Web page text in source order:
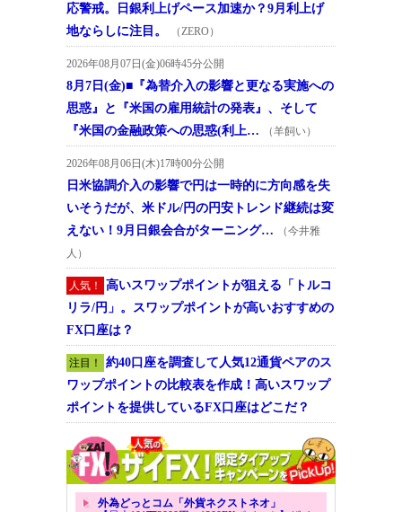
応警戒。日銀利上げペース加速か？9月利上げ
地ならしに注目。
（ZERO）
2026年08月07日(金)06時45分公開
8月7日(金)■『為替介入の影響と更なる実施への
思惑』と『米国の雇用統計の発表』、そして
『米国の金融政策への思惑(利上…
（羊飼い）
2026年08月06日(木)17時00分公開
日米協調介入の影響で円は一時的に方向感を失
いそうだが、米ドル/円の円安トレンド継続は変
えない！9月日銀会合がターニング…
（今井雅
人）
人気！
高いスワップポイントが狙える「トルコ
リラ/円」。スワップポイントが高いおすすめの
FX口座は？
注目！
約40口座を調査して人気12通貨ペアのス
ワップポイントの比較表を作成！高いスワップ
ポイントを提供しているFX口座はどこだ？
外為どっとコム「外貨ネクストネオ」